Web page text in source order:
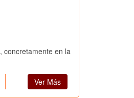
, concretamente en la
Ver Más